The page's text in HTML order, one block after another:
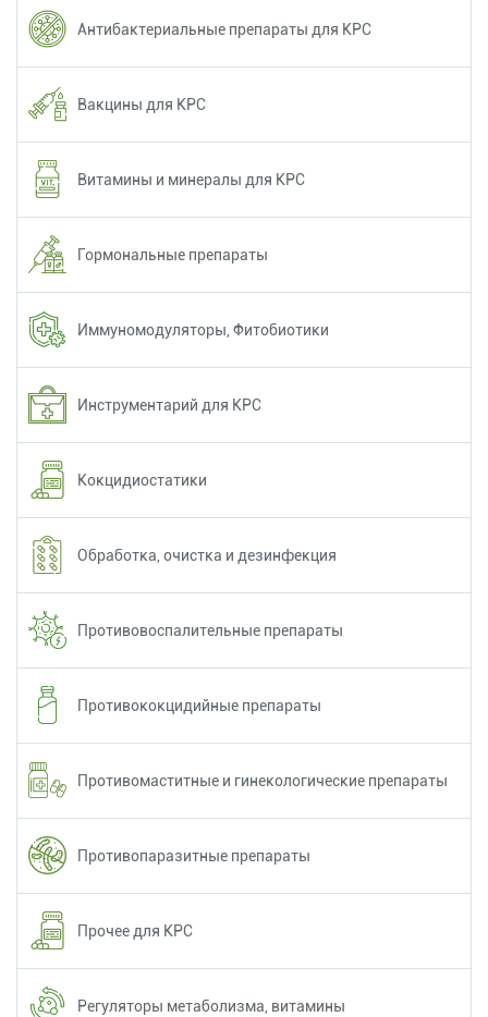
Антибактериальные препараты для КРС
Вакцины для КРС
Витамины и минералы для КРС
Гормональные препараты
Иммуномодуляторы, Фитобиотики
Инструментарий для КРС
Кокцидиостатики
Обработка, очистка и дезинфекция
Противовоспалительные препараты
Противококцидийные препараты
Противомаститные и гинекологические препараты
Противопаразитные препараты
Прочее для КРС
Регуляторы метаболизма, витамины